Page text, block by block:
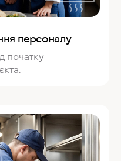
персоналу
початку